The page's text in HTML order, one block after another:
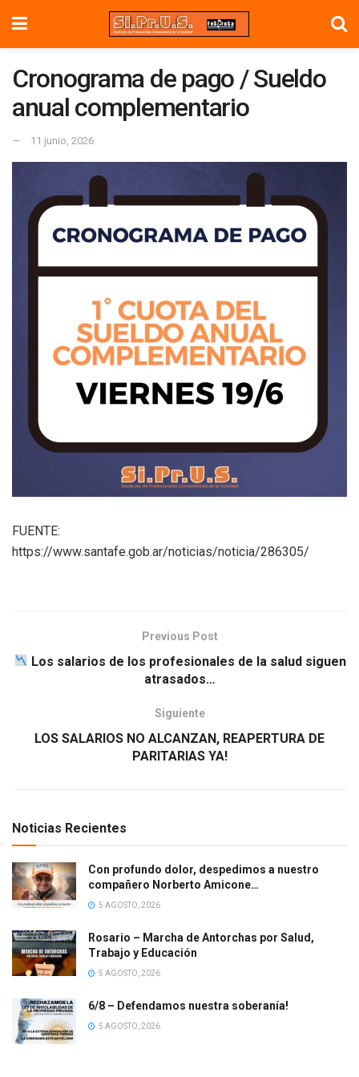
Cronograma de pago / Sueldo
anual complementario
11 junio, 2026
FUENTE:
https://www.santafe.gob.ar/noticias/noticia/286305/
Previous Post
Los salarios de los profesionales de la salud siguen
atrasados…
Siguiente
LOS SALARIOS NO ALCANZAN, REAPERTURA DE
PARITARIAS YA!
Noticias Recientes
Con profundo dolor, despedimos a nuestro
compañero Norberto Amicone…
5 AGOSTO, 2026
Rosario – Marcha de Antorchas por Salud,
Trabajo y Educación
5 AGOSTO, 2026
6/8 – Defendamos nuestra soberanía!
5 AGOSTO, 2026